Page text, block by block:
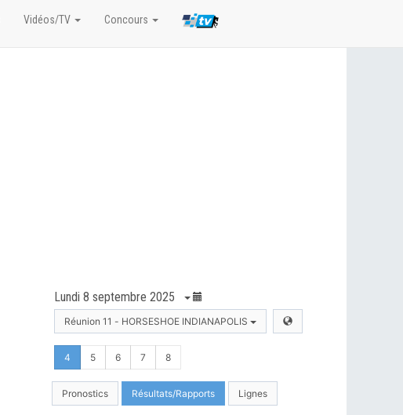
Lundi 8 septembre 2025
Réunion 11 - HORSESHOE INDIANAPOLIS
4 5 6 7 8
Pronostics Résultats/Rapports Lignes
Vidéos/TV Concours